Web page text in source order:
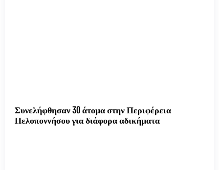
Συνελήφθησαν 30 άτομα στην Περιφέρεια
Πελοποννήσου για διάφορα αδικήματα